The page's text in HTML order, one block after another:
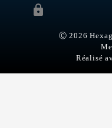
Ⓒ2026
Réalisé